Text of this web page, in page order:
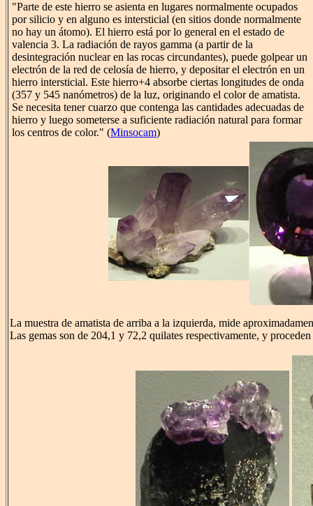
"Parte de este hierro se asienta en lugares normalmente ocupados
por silicio y en alguno es intersticial (en sitios donde normalmente
no hay un átomo). El hierro está por lo general en el estado de
valencia 3. La radiación de rayos gamma (a partir de la
desintegración nuclear en las rocas circundantes), puede golpear un
electrón de la red de celosía de hierro, y depositar el electrón en un
hierro intersticial. Este hierro+4 absorbe ciertas longitudes de onda
(357 y 545 nanómetros) de la luz, originando el color de amatista.
Se necesita tener cuarzo que contenga las cantidades adecuadas de
hierro y luego someterse a suficiente radiación natural para formar
los centros de color." (Minsocam)
La muestra de amatista de arriba a la izquierda, mide
Las gemas son de 204,1 y 72,2 quilates respectivamente, y